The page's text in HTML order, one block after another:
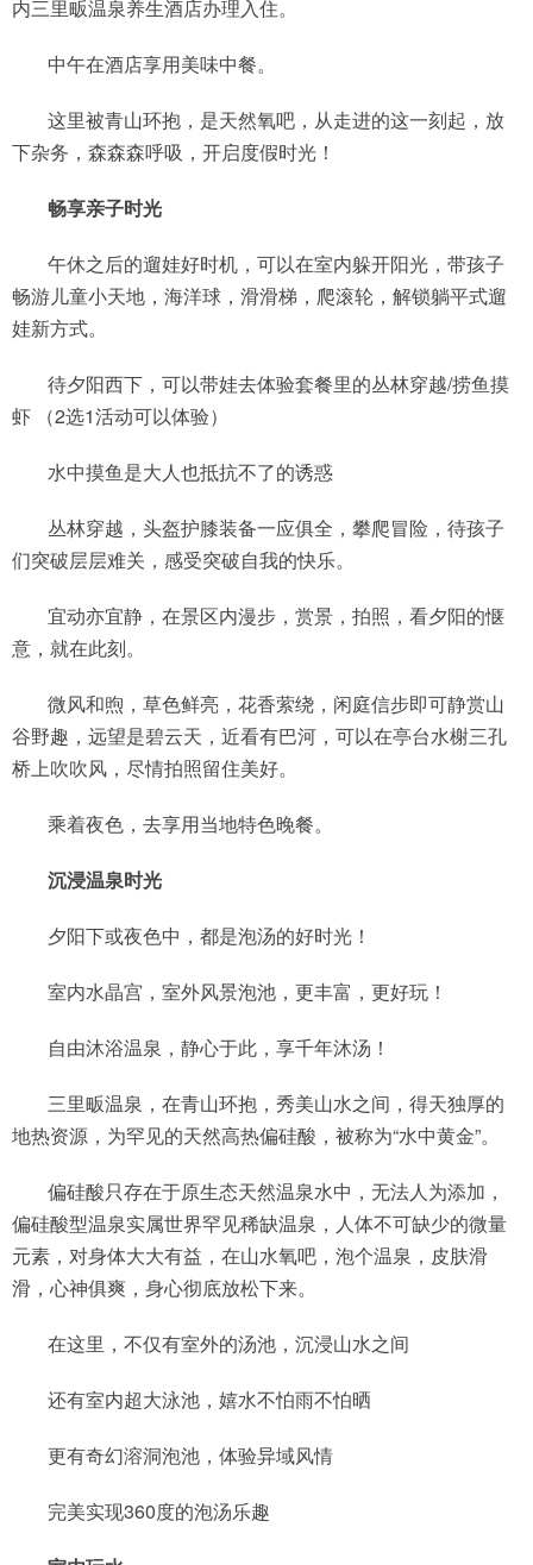
内三里畈温泉养生酒店办理入住。
中午在酒店享用美味中餐。
这里被青山环抱，是天然氧吧，从走进的这一刻起，放
下杂务，森森森呼吸，开启度假时光！
畅享亲子时光
午休之后的遛娃好时机，可以在室内躲开阳光，带孩子
畅游儿童小天地，海洋球，滑滑梯，爬滚轮，解锁躺平式遛
娃新方式。
待夕阳西下，可以带娃去体验套餐里的丛林穿越/捞鱼摸
虾 （2选1活动可以体验）
水中摸鱼是大人也抵抗不了的诱惑
丛林穿越，头盔护膝装备一应俱全，攀爬冒险，待孩子
们突破层层难关，感受突破自我的快乐。
宜动亦宜静，在景区内漫步，赏景，拍照，看夕阳的惬
意，就在此刻。
微风和煦，草色鲜亮，花香萦绕，闲庭信步即可静赏山
谷野趣，远望是碧云天，近看有巴河，可以在亭台水榭三孔
桥上吹吹风，尽情拍照留住美好。
乘着夜色，去享用当地特色晚餐。
沉浸温泉时光
夕阳下或夜色中，都是泡汤的好时光！
室内水晶宫，室外风景泡池，更丰富，更好玩！
自由沐浴温泉，静心于此，享千年沐汤！
三里畈温泉，在青山环抱，秀美山水之间，得天独厚的
地热资源，为罕见的天然高热偏硅酸，被称为“水中黄金”。
偏硅酸只存在于原生态天然温泉水中，无法人为添加，
偏硅酸型温泉实属世界罕见稀缺温泉，人体不可缺少的微量
元素，对身体大大有益，在山水氧吧，泡个温泉，皮肤滑
滑，心神俱爽，身心彻底放松下来。
在这里，不仅有室外的汤池，沉浸山水之间
还有室内超大泳池，嬉水不怕雨不怕晒
更有奇幻溶洞泡池，体验异域风情
完美实现360度的泡汤乐趣